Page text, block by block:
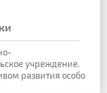
учреждение.
развития особо